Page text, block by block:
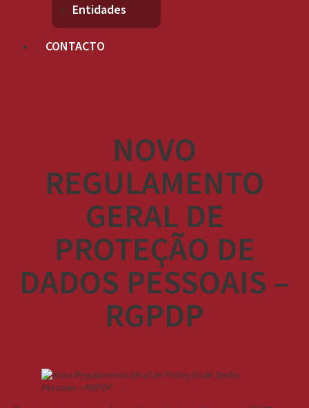
Entidades
CONTACTO
NOVO
REGULAMENTO
GERAL DE
PROTEÇÃO DE
DADOS PESSOAIS –
RGPDP